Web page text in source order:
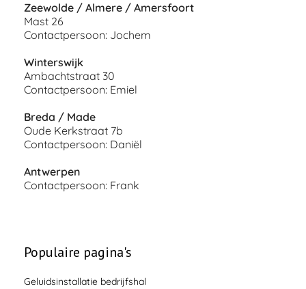
Zeewolde / Almere / Amersfoort
Mast 26
Contactpersoon: Jochem
Winterswijk
Ambachtstraat 30
Contactpersoon: Emiel
Breda / Made
Oude Kerkstraat 7b
Contactpersoon: Daniël
Antwerpen
Contactpersoon: Frank
Populaire pagina's
Geluidsinstallatie bedrijfshal